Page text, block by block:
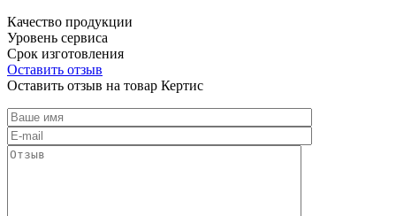
Качество продукции
Уровень сервиса
Срок изготовления
Оставить отзыв
Оставить отзыв на товар Кертис